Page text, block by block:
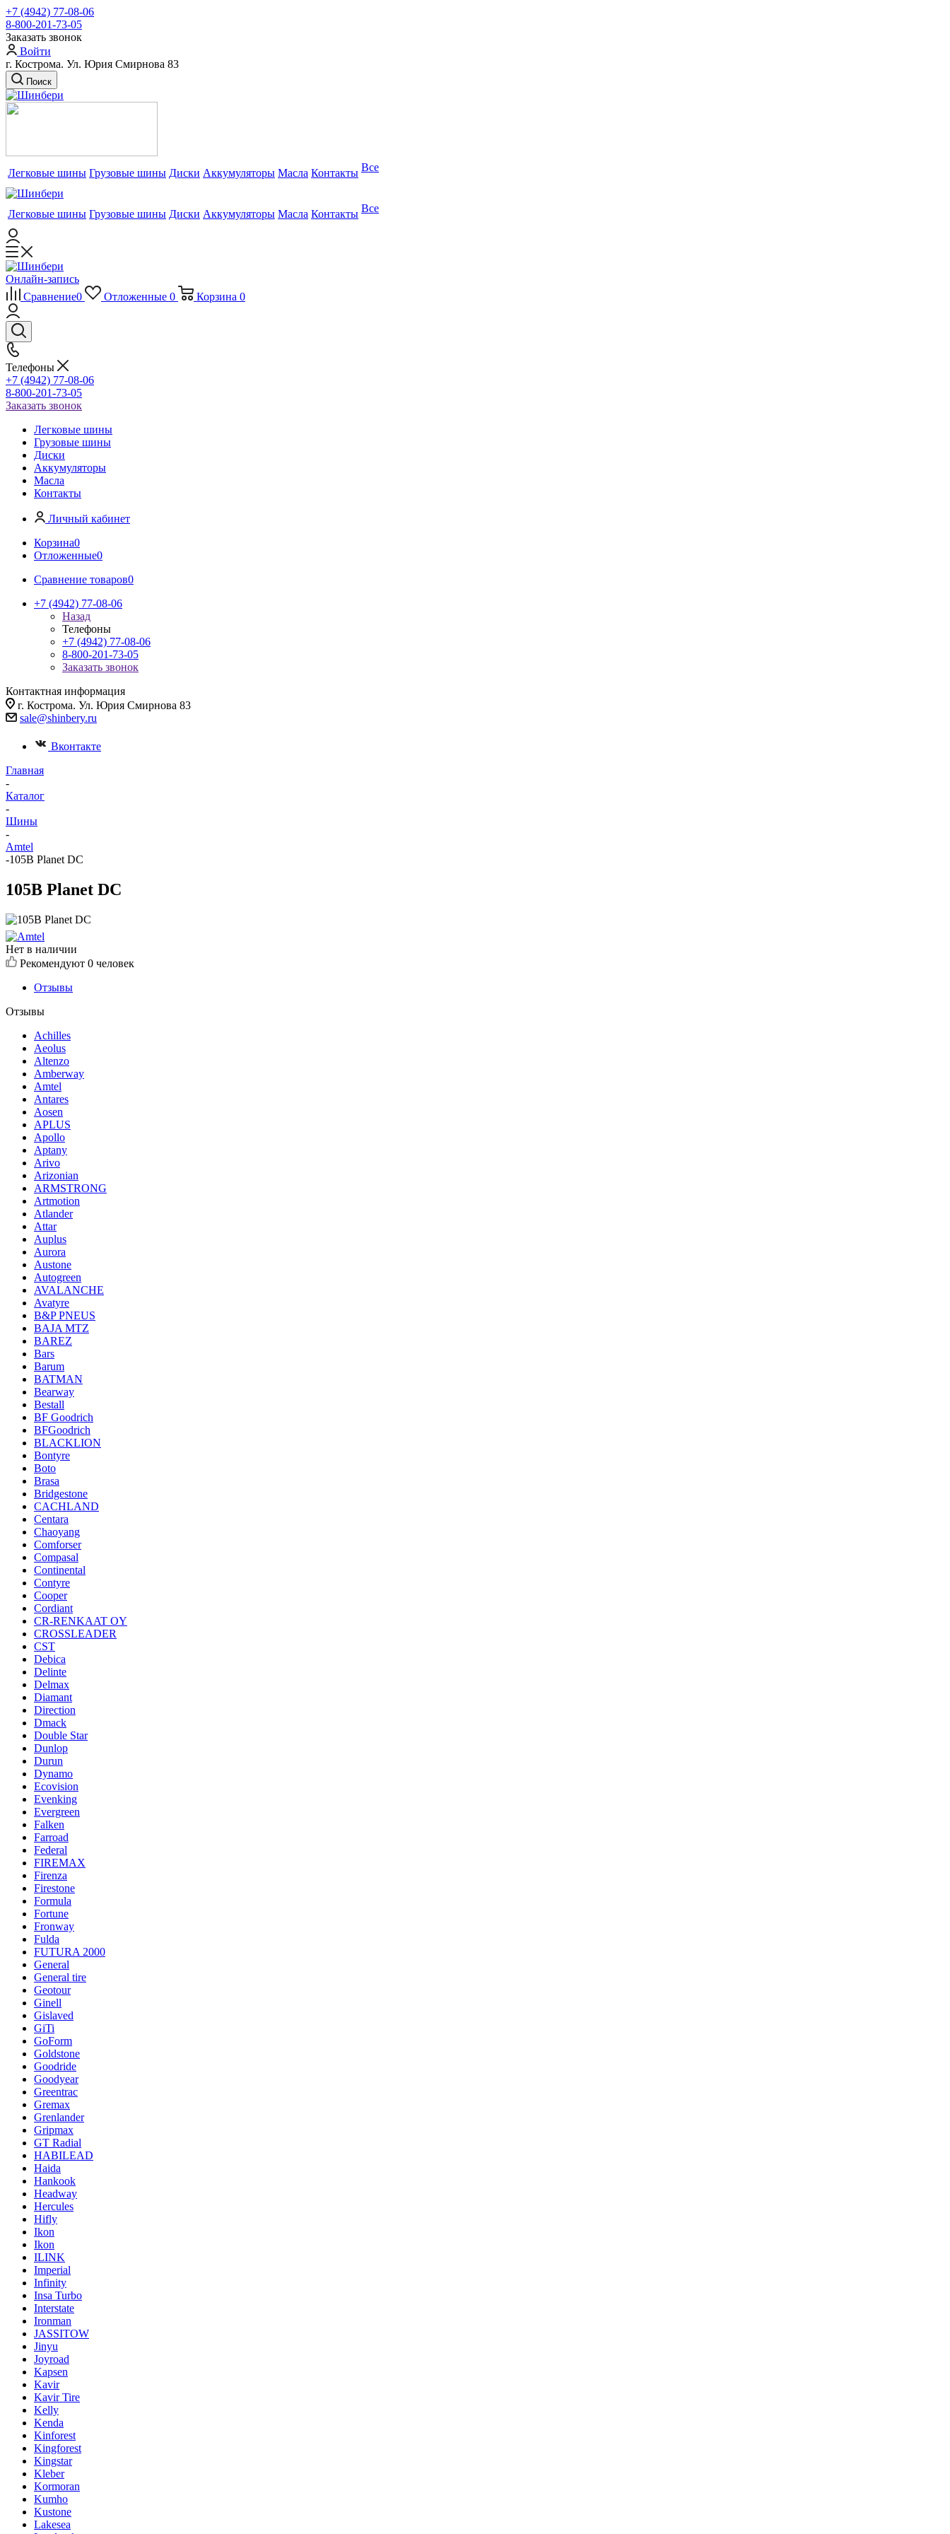
+7 (4942) 77-08-06
8-800-201-73-05
Заказать звонок
Войти
г. Кострома. Ул. Юрия Смирнова 83
Поиск
Легковые шины Грузовые шины Диски Аккумуляторы Масла Контакты Все
Легковые шины Грузовые шины Диски Аккумуляторы Масла Контакты Все
Онлайн-запись
Сравнение0 Отложенные 0 Корзина 0
Телефоны
+7 (4942) 77-08-06
8-800-201-73-05
Заказать звонок
Легковые шины
Грузовые шины
Диски
Аккумуляторы
Масла
Контакты
Личный кабинет
Корзина0
Отложенные0
Сравнение товаров0
+7 (4942) 77-08-06
Назад
Телефоны
+7 (4942) 77-08-06
8-800-201-73-05
Заказать звонок
Контактная информация
г. Кострома. Ул. Юрия Смирнова 83
sale@shinbery.ru
Вконтакте
Главная
-
Каталог
-
Шины
-
Amtel
-105B Planet DC
105B Planet DC
Нет в наличии
Рекомендуют 0 человек
Отзывы
Отзывы
Achilles
Aeolus
Altenzo
Amberway
Amtel
Antares
Aosen
APLUS
Apollo
Aptany
Arivo
Arizonian
ARMSTRONG
Artmotion
Atlander
Attar
Auplus
Aurora
Austone
Autogreen
AVALANCHE
Avatyre
B&P PNEUS
BAJA MTZ
BAREZ
Bars
Barum
BATMAN
Bearway
Bestall
BF Goodrich
BFGoodrich
BLACKLION
Bontyre
Boto
Brasa
Bridgestone
CACHLAND
Centara
Chaoyang
Comforser
Compasal
Continental
Contyre
Cooper
Cordiant
CR-RENKAAT OY
CROSSLEADER
CST
Debica
Delinte
Delmax
Diamant
Direction
Dmack
Double Star
Dunlop
Durun
Dynamo
Ecovision
Evenking
Evergreen
Falken
Farroad
Federal
FIREMAX
Firenza
Firestone
Formula
Fortune
Fronway
Fulda
FUTURA 2000
General
General tire
Geotour
Ginell
Gislaved
GiTi
GoForm
Goldstone
Goodride
Goodyear
Greentrac
Gremax
Grenlander
Gripmax
GT Radial
HABILEAD
Haida
Hankook
Headway
Hercules
Hifly
Ikon
Ikon
ILINK
Imperial
Infinity
Insa Turbo
Interstate
Ironman
JASSITOW
Jinyu
Joyroad
Kapsen
Kavir
Kavir Tire
Kelly
Kenda
Kinforest
Kingforest
Kingstar
Kleber
Kormoran
Kumho
Kustone
Lakesea